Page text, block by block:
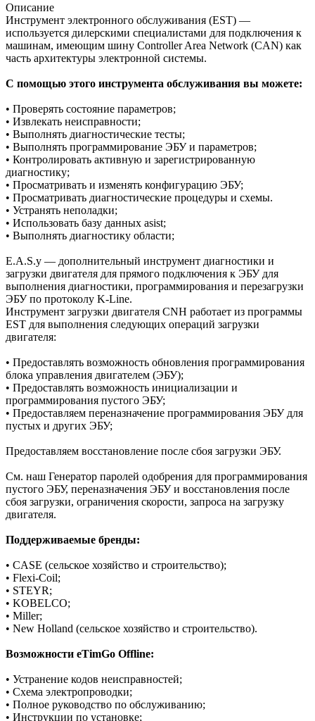
Описание
Инструмент электронного обслуживания (EST) —
используется дилерскими специалистами для подключения к
машинам, имеющим шину Controller Area Network (CAN) как
часть архитектуры электронной системы.
С помощью этого инструмента обслуживания вы можете:
• Проверять состояние параметров;
• Извлекать неисправности;
• Выполнять диагностические тесты;
• Выполнять программирование ЭБУ и параметров;
• Контролировать активную и зарегистрированную
диагностику;
• Просматривать и изменять конфигурацию ЭБУ;
• Просматривать диагностические процедуры и схемы.
• Устранять неполадки;
• Использовать базу данных asist;
• Выполнять диагностику области;
E.A.S.y — дополнительный инструмент диагностики и
загрузки двигателя для прямого подключения к ЭБУ для
выполнения диагностики, программирования и перезагрузки
ЭБУ по протоколу K-Line.
Инструмент загрузки двигателя CNH работает из программы
EST для выполнения следующих операций загрузки
двигателя:
• Предоставлять возможность обновления программирования
блока управления двигателем (ЭБУ);
• Предоставлять возможность инициализации и
программирования пустого ЭБУ;
• Предоставляем переназначение программирования ЭБУ для
пустых и других ЭБУ;
Предоставляем восстановление после сбоя загрузки ЭБУ.
См. наш Генератор паролей одобрения для программирования
пустого ЭБУ, переназначения ЭБУ и восстановления после
сбоя загрузки, ограничения скорости, запроса на загрузку
двигателя.
Поддерживаемые бренды:
• CASE (сельское хозяйство и строительство);
• Flexi-Coil;
• STEYR;
• KOBELCO;
• Miller;
• New Holland (сельское хозяйство и строительство).
Возможности eTimGo Offline:
• Устранение кодов неисправностей;
• Схема электропроводки;
• Полное руководство по обслуживанию;
• Инструкции по установке;